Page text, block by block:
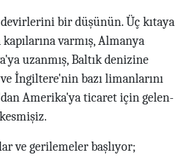
bir düşünün. Üç kıtaya
varmış, Almanya
uzanmış, Baltık denizine
İngiltere'nin bazı limanlarını
Amerika'ya ticaret için gelen-
ve gerilemeler başlıyor;